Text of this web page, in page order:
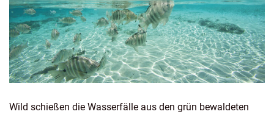
Wild schießen die Wasserfälle aus den grün bewaldeten